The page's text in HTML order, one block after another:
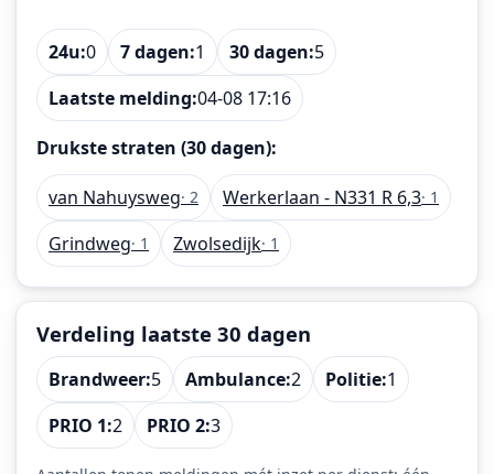
24u:0 7 dagen:1 30 dagen:5
Laatste melding:04-08 17:16
Drukste straten (30 dagen):
van Nahuysweg· 2 Werkerlaan - N331 R 6,3· 1
Grindweg· 1 Zwolsedijk· 1
Verdeling laatste 30 dagen
Brandweer:5 Ambulance:2 Politie:1
PRIO 1:2 PRIO 2:3